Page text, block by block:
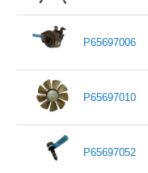
P65697006
P65697010
P65697052